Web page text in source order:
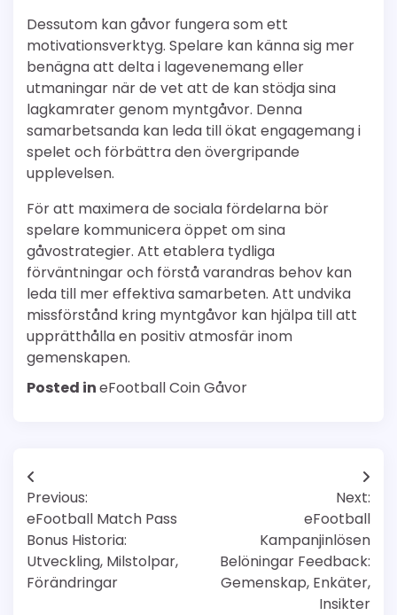
Dessutom kan gåvor fungera som ett
motivationsverktyg. Spelare kan känna sig mer
benägna att delta i lagevenemang eller
utmaningar när de vet att de kan stödja sina
lagkamrater genom myntgåvor. Denna
samarbetsanda kan leda till ökat engagemang i
spelet och förbättra den övergripande
upplevelsen.
För att maximera de sociala fördelarna bör
spelare kommunicera öppet om sina
gåvostrategier. Att etablera tydliga
förväntningar och förstå varandras behov kan
leda till mer effektiva samarbeten. Att undvika
missförstånd kring myntgåvor kan hjälpa till att
upprätthålla en positiv atmosfär inom
gemenskapen.
Posted ineFootball Coin Gåvor
Post
navigation
Previous:
eFootball Match Pass
Bonus Historia:
Utveckling, Milstolpar,
Förändringar
Next:
eFootball
Kampanjinlösen
Belöningar Feedback:
Gemenskap, Enkäter,
Insikter